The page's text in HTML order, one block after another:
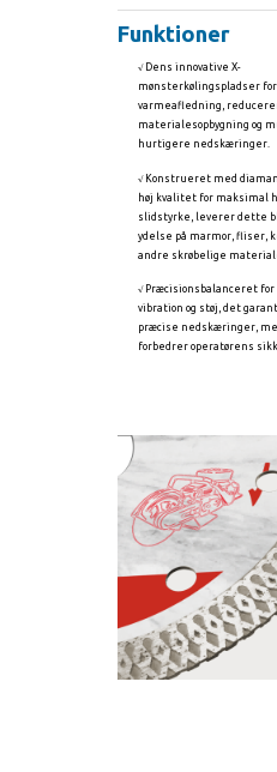
Funktioner
√ Dens innovative X-
mønsterkølingspladser
varmeafledning,
materialesopbygning og
hurtigere nedskæringer.
√ Konstrueret med
høj kvalitet for maksimal
slidstyrke, leverer dette
ydelse på marmor, fliser,
andre skrøbelige
√ Præcisionsbalanceret
vibration og støj, det
præcise nedskæringer,
forbedrer operatørens